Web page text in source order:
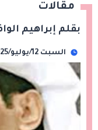
مقالات
بقلم إبراهيم
السبت 12/يوليو/2025 - 08:30 م